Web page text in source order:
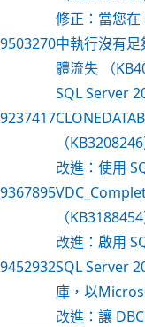
9503270
修正：當您
中執行沒有
體流失 （
9237417
SQL Server
（KB3208246
9367895
改進：使用
（KB3188454
9452932
改進：啟用
SQL Server
庫，以
改進：讓